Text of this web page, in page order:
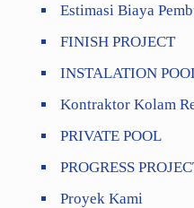
Estimasi Biaya
FINISH PROJECT
INSTALATION
Kontraktor Kolam
PRIVATE POOL
PROGRESS
Proyek Kami